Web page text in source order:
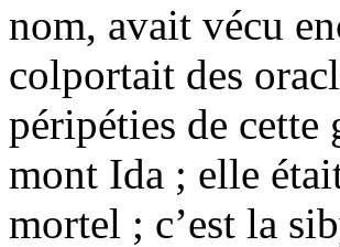
nom, avait vécu
colportait des
péripéties de cette
mont Ida ; elle
mortel ; c’est la